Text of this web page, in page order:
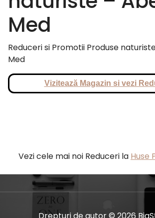
Med
Reduceri si Promotii Produse
Med
Vizitează Magazin si vezi
Vezi cele mai noi Reduceri la Huse